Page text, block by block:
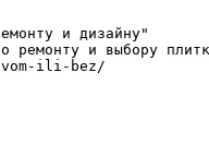
и дизайну"
и выбору
ili-bez/